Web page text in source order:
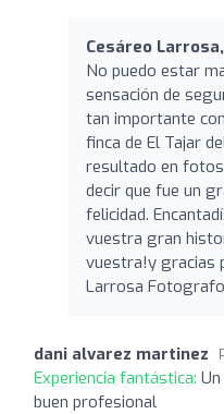
Cesáreo
No puedo estar
sensación de
tan importante
finca de El Tajar
resultado en
decir que fue un
felicidad.
vuestra gran
vuestra!y gracias
Larrosa
dani alvarez martinez
Experiencia fantástica:
buen profesional